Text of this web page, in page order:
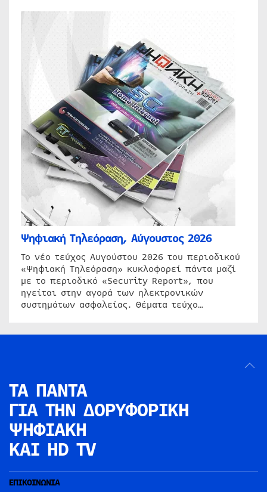
Ψηφιακή Τηλεόραση, Αύγουστος 2026
Το νέο τεύχος Αυγούστου 2026 του περιοδικού
«Ψηφιακή Τηλεόραση» κυκλοφορεί πάντα μαζί
με το περιοδικό «Security Report», που
ηγείται στην αγορά των ηλεκτρονικών
συστημάτων ασφαλείας. Θέματα τεύχο…
ΤΑ ΠΑΝΤΑ
ΓΙΑ ΤΗΝ ΔΟΡΥΦΟΡΙΚΗ
ΨΗΦΙΑΚΗ
ΚΑΙ HD TV
ΕΠΙΚΟΙΝΩΝΙΑ